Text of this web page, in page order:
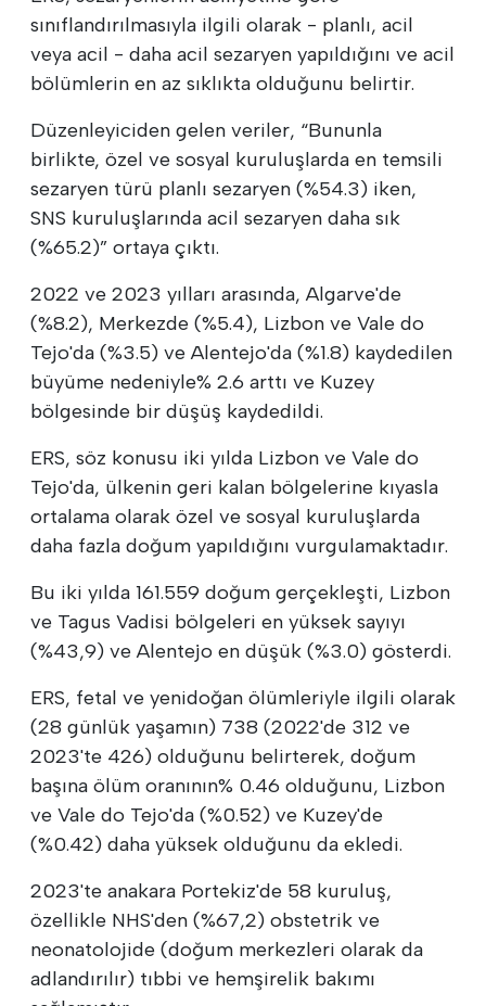
sınıflandırılmasıyla ilgili olarak - planlı, acil
veya acil - daha acil sezaryen yapıldığını ve acil
bölümlerin en az sıklıkta olduğunu belirtir.
Düzenleyiciden gelen veriler, “Bununla
birlikte, özel ve sosyal kuruluşlarda en temsili
sezaryen türü planlı sezaryen (%54.3) iken,
SNS kuruluşlarında acil sezaryen daha sık
(%65.2)” ortaya çıktı.
2022 ve 2023 yılları arasında, Algarve'de
(%8.2), Merkezde (%5.4), Lizbon ve Vale do
Tejo'da (%3.5) ve Alentejo'da (%1.8) kaydedilen
büyüme nedeniyle% 2.6 arttı ve Kuzey
bölgesinde bir düşüş kaydedildi.
ERS, söz konusu iki yılda Lizbon ve Vale do
Tejo'da, ülkenin geri kalan bölgelerine kıyasla
ortalama olarak özel ve sosyal kuruluşlarda
daha fazla doğum yapıldığını vurgulamaktadır.
Bu iki yılda 161.559 doğum gerçekleşti, Lizbon
ve Tagus Vadisi bölgeleri en yüksek sayıyı
(%43,9) ve Alentejo en düşük (%3.0) gösterdi.
ERS, fetal ve yenidoğan ölümleriyle ilgili olarak
(28 günlük yaşamın) 738 (2022'de 312 ve
2023'te 426) olduğunu belirterek, doğum
başına ölüm oranının% 0.46 olduğunu, Lizbon
ve Vale do Tejo'da (%0.52) ve Kuzey'de
(%0.42) daha yüksek olduğunu da ekledi.
2023'te anakara Portekiz'de 58 kuruluş,
özellikle NHS'den (%67,2) obstetrik ve
neonatolojide (doğum merkezleri olarak da
adlandırılır) tıbbi ve hemşirelik bakımı